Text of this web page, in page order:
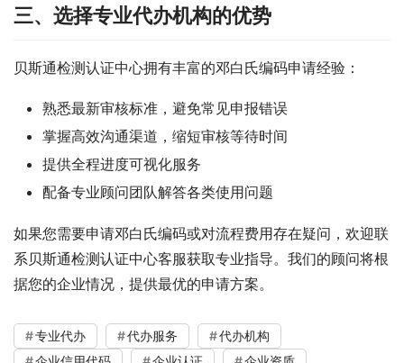
三、选择专业代办机构的优势
贝斯通检测认证中心拥有丰富的邓白氏编码申请经验：
熟悉最新审核标准，避免常见申报错误
掌握高效沟通渠道，缩短审核等待时间
提供全程进度可视化服务
配备专业顾问团队解答各类使用问题
如果您需要申请邓白氏编码或对流程费用存在疑问，欢迎联
系贝斯通检测认证中心客服获取专业指导。我们的顾问将根
据您的企业情况，提供最优的申请方案。
专业代办 代办服务
代办机构